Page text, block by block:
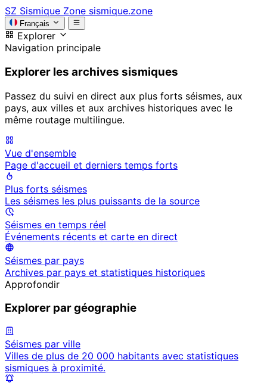
SZ Sismique Zone sismique.zone
Français
Explorer
Navigation principale
Explorer les archives sismiques
Passez du suivi en direct aux plus forts séismes, aux
pays, aux villes et aux archives historiques avec le
même routage multilingue.
Vue d'ensemble
Page d'accueil et derniers temps forts
Plus forts séismes
Les séismes les plus puissants de la source
Séismes en temps réel
Événements récents et carte en direct
Séismes par pays
Archives par pays et statistiques historiques
Approfondir
Explorer par géographie
Séismes par ville
Villes de plus de 20 000 habitants avec statistiques
sismiques à proximité.